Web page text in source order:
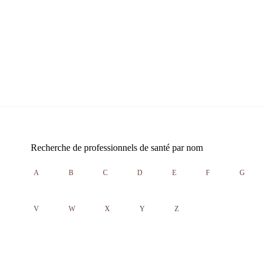
Recherche de professionnels de santé par nom
A B C D E F G
V W X Y Z